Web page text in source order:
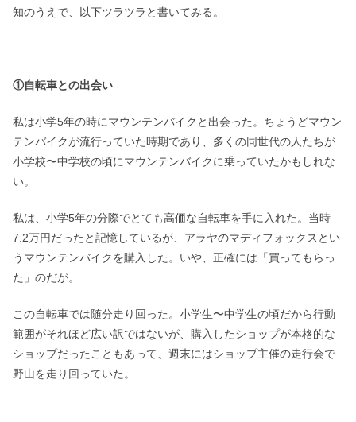
知のうえで、以下ツラツラと書いてみる。
①自転車との出会い
私は小学5年の時にマウンテンバイクと出会った。ちょうどマウン
テンバイクが流行っていた時期であり、多くの同世代の人たちが
小学校〜中学校の頃にマウンテンバイクに乗っていたかもしれな
い。
私は、小学5年の分際でとても高価な自転車を手に入れた。当時
7.2万円だったと記憶しているが、アラヤのマディフォックスとい
うマウンテンバイクを購入した。いや、正確には「買ってもらっ
た」のだが。
この自転車では随分走り回った。小学生〜中学生の頃だから行動
範囲がそれほど広い訳ではないが、購入したショップが本格的な
ショップだったこともあって、週末にはショップ主催の走行会で
野山を走り回っていた。